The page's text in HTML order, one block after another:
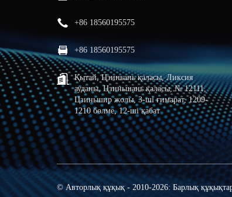
+86 18560195575
+86 18560195575
Қытай, Цзиньань қаласы, Ликсия
ауданы, Цзиньшань қаласы, № 12111,
Цзиньшир жолы, 3-ші ғимарат, 1209-
1210 бөлме, 12-ші қабат
© Авторлық құқық - 2010-2026: Барлық